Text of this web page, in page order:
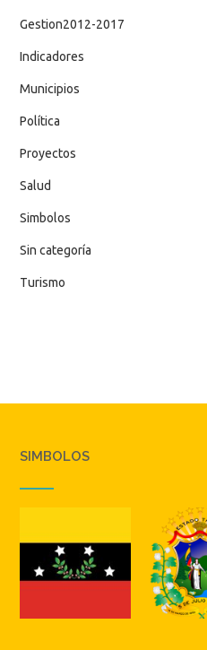
Gestion2012-2017
Indicadores
Municipios
Política
Proyectos
Salud
Simbolos
Sin categoría
Turismo
SIMBOLOS